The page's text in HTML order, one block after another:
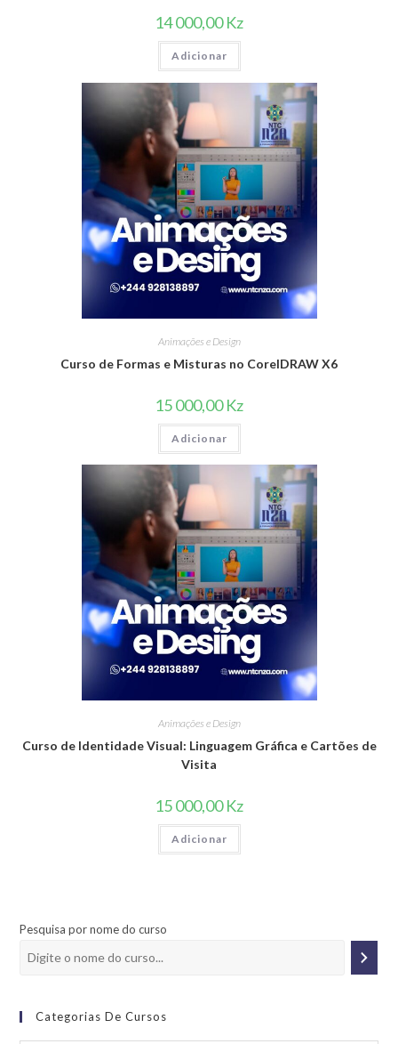
14 000,00Kz
Adicionar
Animações e Design
Curso de Formas e Misturas no CorelDRAW X6
15 000,00Kz
Adicionar
Animações e Design
Curso de Identidade Visual: Linguagem Gráfica e Cartões de
Visita
15 000,00Kz
Adicionar
Pesquisa por nome do curso
Categorias De Cursos